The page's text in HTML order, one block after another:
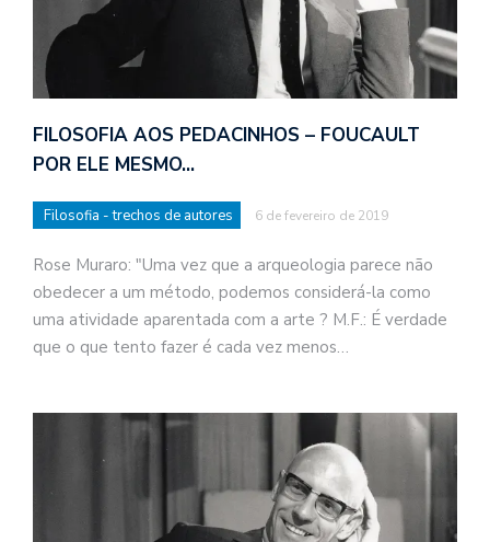
FILOSOFIA AOS PEDACINHOS – FOUCAULT
POR ELE MESMO…
Filosofia - trechos de autores 6 de fevereiro de 2019
Rose Muraro: "Uma vez que a arqueologia parece não
obedecer a um método, podemos considerá-la como
uma atividade aparentada com a arte ? M.F.: É verdade
que o que tento fazer é cada vez menos…